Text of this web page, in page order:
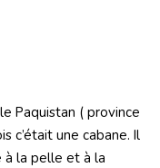
Paquistan ( province
c’était une cabane. Il
la pelle et à la